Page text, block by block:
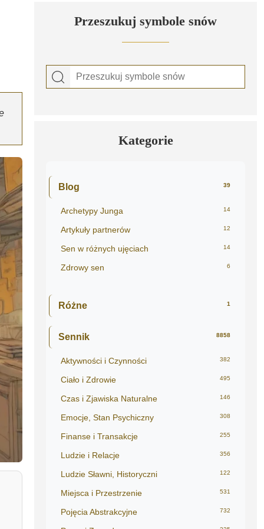
Przeszukuj symbole snów
Kategorie
Blog 39
Archetypy Junga 14
Artykuły partnerów 12
Sen w różnych ujęciach 14
Zdrowy sen 6
Różne 1
Sennik 8858
Aktywności i Czynności 382
Ciało i Zdrowie 495
Czas i Zjawiska Naturalne 146
Emocje, Stan Psychiczny 308
Finanse i Transakcje 255
Ludzie i Relacje 356
Ludzie Sławni, Historyczni 122
Miejsca i Przestrzenie 531
Pojęcia Abstrakcyjne 732